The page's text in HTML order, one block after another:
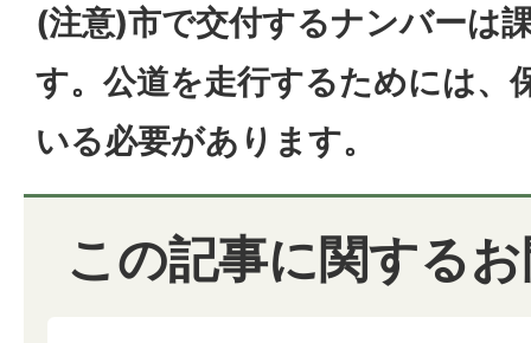
(注意)市で交付するナンバーは
す。公道を走行するためには、
いる必要があります。
この記事に関する